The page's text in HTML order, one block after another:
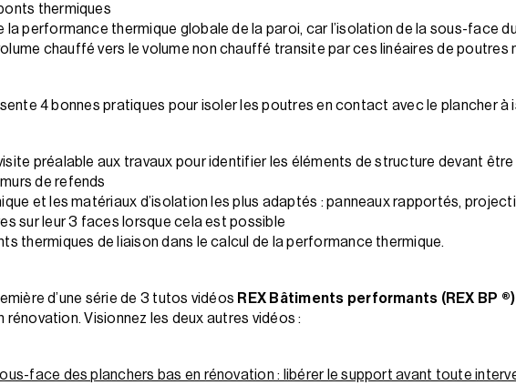
thermiques
la performance thermique globale de la paroi, car l’isolation de la sous-face
chauffé vers le volume non chauffé transite par ces linéaires de poutres
4 bonnes pratiques pour isoler les poutres en contact avec le plancher à
préalable aux travaux pour identifier les éléments de structure devant
de refends
et les matériaux d’isolation les plus adaptés : panneaux rapportés,
sur leur 3 faces lorsque cela est possible
thermiques de liaison dans le calcul de la performance thermique.
d’une série de 3 tutos vidéos REX Bâtiments performants (REX BP ®)
rénovation. Visionnez les deux autres vidéos :
face des planchers bas en rénovation : libérer le support avant toute